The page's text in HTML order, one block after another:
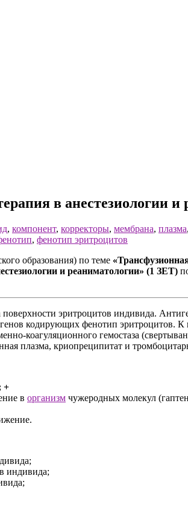
в анестезиологии и
, компонент, корректоры, мембрана, плазма,
, фенотип эритроцитов
образования) по теме
и реаниматологии» (1 ЗЕТ)
эритроцитов индивида.
кодирующих фенотип эритроцитов.
коагуляционного гемостаза
плазма, криопреципитат и
+
в организм чужеродных молекул
индивида;